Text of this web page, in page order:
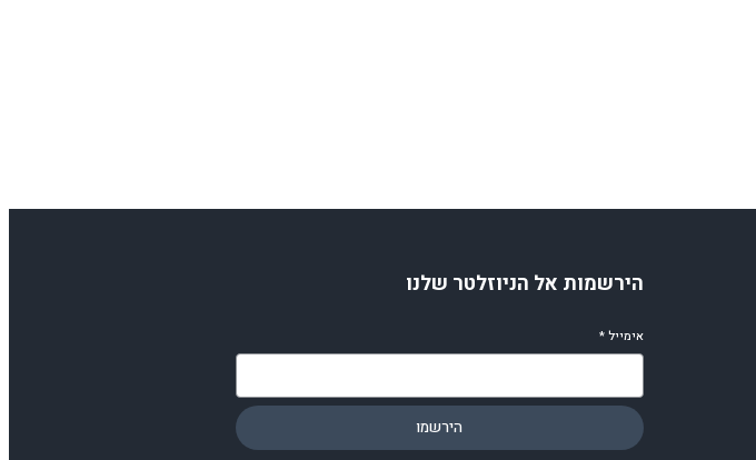
הירשמות אל הניוזלטר שלנו
אימייל*
הירשמו